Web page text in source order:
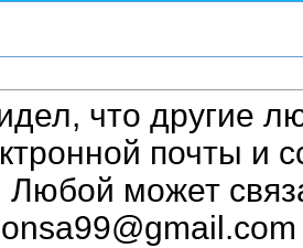
что другие
почты и
Любой может